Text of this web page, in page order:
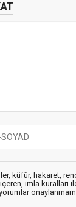
küfür, hakaret,
imla kuralları